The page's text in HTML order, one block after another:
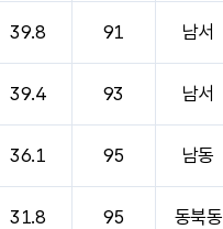
39.8 91 남서
39.4 93 남서
36.1 95 남동
31.8 95 동북동